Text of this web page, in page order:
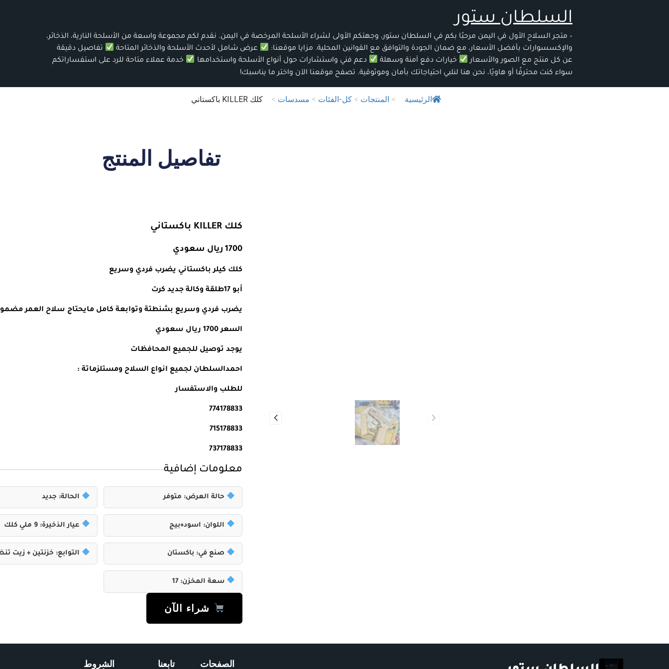
السلطان ستور
– متجر السلاح الأول في اليمن مرحبًا بكم في السلطان ستور، وجهتكم الأولى لشراء الأسلحة المرخصة في اليمن. نقدم لكم مجموعة واسعة من الأسلحة النارية، الذخائر،
والإكسسوارات بأفضل الأسعار، مع ضمان الجودة والتوافق مع القوانين المحلية. مزايا موقعنا:
عرض شامل لأحدث الأسلحة والذخائر المتاحة
تفاصيل دقيقة
عن كل منتج مع الصور والأسعار
خيارات دفع آمنة وسهلة دعم فني واستشارات حول أنواع الأسلحة واستخدامها
خدمة عملاء متاحة للرد على استفساراتكم
سواء كنت محترفًا أو هاويًا، نحن هنا لنلبي احتياجاتك بأمان وموثوقية. تصفح موقعنا الآن واختر ما يناسبك!
الرئيسية > المنتجات > كل-الفئات > مسدسات > كلك KILLER باكستاني
تفاصيل المنتج
كلك KILLER باكستاني
1700 ريال سعودي
كلك كيلر باكستاني يضرب فردي وسريع
أبو 17طلقة وكالة جديد كرت
يضرب فردي وسريع بشنطتة وتوابعة كامل مايحتاج سلاح العمر مضمون
السعر 1700 ريال سعودي
يوجد توصيل للجميع المحافظات
احمدالسلطان لجميع انواع السلاح ومستلزماتة :
للطلب والاستفسار
774178833
715178833
737178833
معلومات إضافية
حالة العرض: متوفر الحالة: جديد
اللوان: اسود+بيج عيار الذخيرة: 9 ملي كلك
صنع في: باكستان التوابع: خزنتين + زيت
سعة المخزن: 17
شراء الآن
الصفحات تابعنا
الشروط